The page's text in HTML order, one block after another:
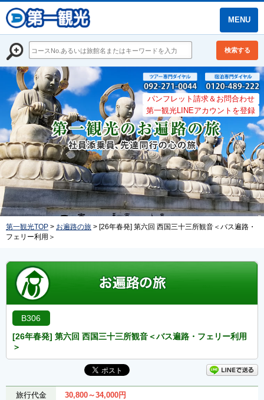
MENU
検索する
パンフレット請求＆お問合わせ
第一観光LINEアカウントを登録
第一観光TOP > お遍路の旅 > [26年春発] 第六回 西国三十三所観音＜バス遍路・
フェリー利用＞
B306
[26年春発] 第六回 西国三十三所観音＜バス遍路・フェリー利用
＞
旅行代金 30,800～34,000円